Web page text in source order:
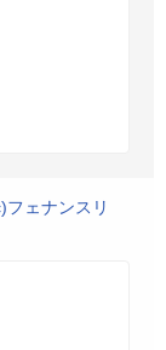
ェナンスリ